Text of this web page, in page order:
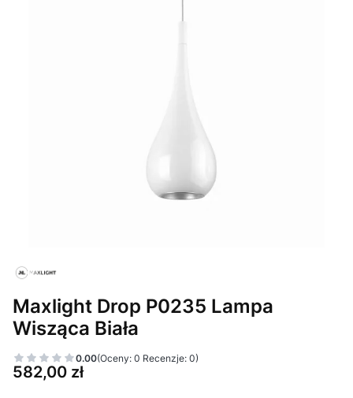
Maxlight Drop P0235 Lampa
Wisząca Biała
0.00(Oceny: 0 Recenzje: 0)
Cena
582,00 zł